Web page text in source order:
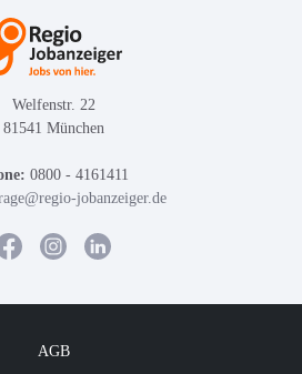
Welfenstr. 22
81541 München
0800 - 4161411
jobanzeiger.de
AGB